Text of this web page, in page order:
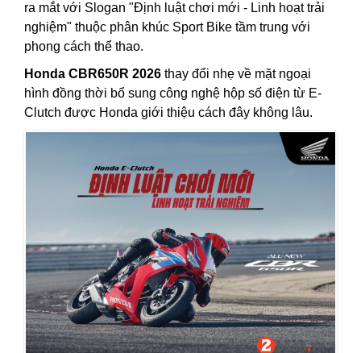
ra mắt với Slogan "Định luật chơi mới - Linh hoạt trải
nghiệm" thuộc phân khúc Sport Bike tầm trung với
phong cách thể thao.
Honda CBR650R 2026 thay đổi nhẹ về mặt ngoại
hình đồng thời bổ sung công nghệ hộp số điện từ E-
Clutch được Honda giới thiệu cách đây không lâu.